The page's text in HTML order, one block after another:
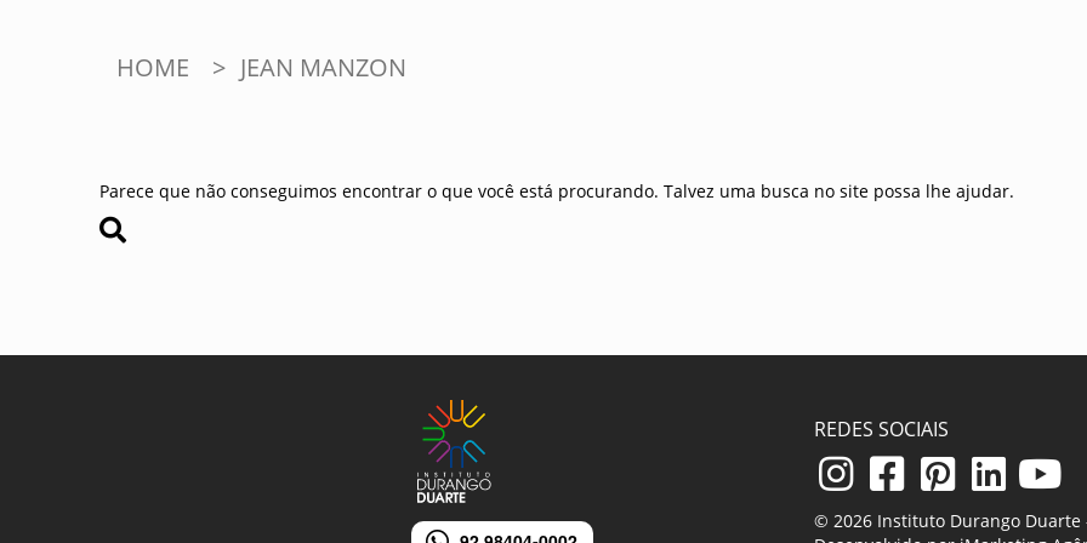
HOME > JEAN MANZON
Parece que não conseguimos encontrar o que você está procurando. Talvez uma busca no site possa lhe ajudar.
REDES SOCIAIS
© 2026 Instituto Durango Duarte